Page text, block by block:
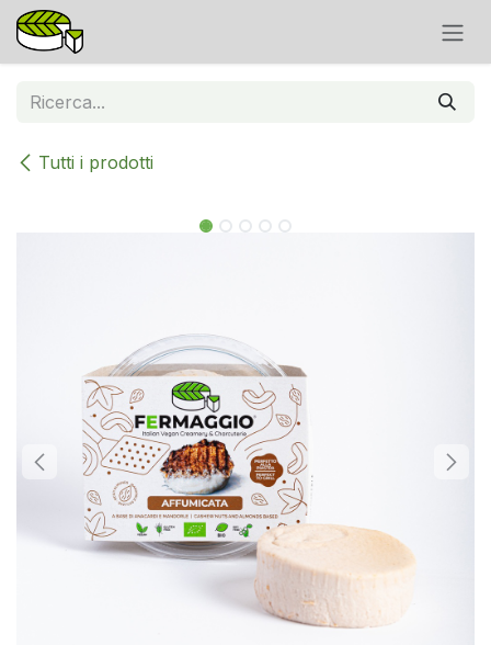
Passa al contenuto
Tutti i prodotti